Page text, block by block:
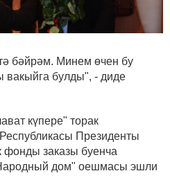
бәйрәм. Минем өчен бу
вакыйга булды", - диде
күпере" торак
Президенты
фонды заказы буенча
дом" оешмасы эшли